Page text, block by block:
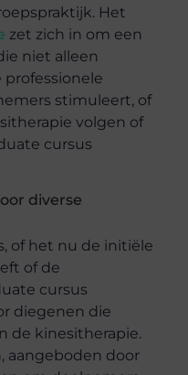
Het
zet zich in om een
niet alleen
professionele
stimuleert, of
volgen of
cursus
diverse
of het nu de initiële
of de
cursus
diegenen die
de kinesitherapie.
aangeboden door